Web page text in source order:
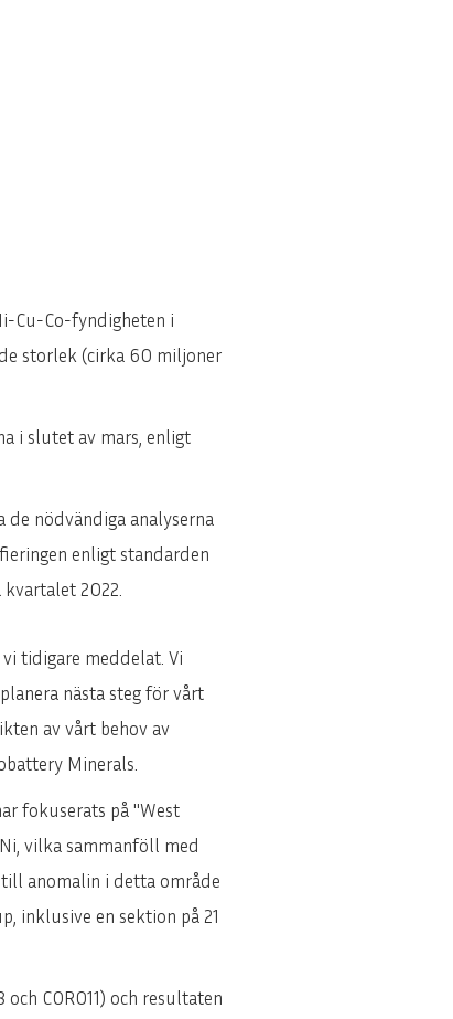
Cu-Co-fyndigheten i
storlek (cirka 60 miljoner
i slutet av mars, enligt
nödvändiga analyserna
enligt standarden
2022.
tidigare meddelat. Vi
nästa steg för vårt
av vårt behov av
Minerals.
fokuserats på "West
vilka sammanföll med
till anomalin i detta område
inklusive en sektion på 21
COR011) och resultaten